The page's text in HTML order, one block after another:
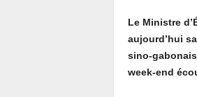
Le Ministre
aujourd’hui
sino-
week-end